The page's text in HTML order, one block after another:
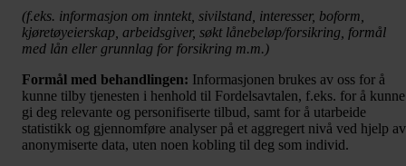
(f.eks. informasjon om inntekt, sivilstand, interesser, boform,
kjøretøyeierskap, arbeidsgiver, søkt lånebeløp/forsikring, formål
med lån eller grunnlag for forsikring m.m.)
Formål med behandlingen: Informasjonen brukes av oss for å
kunne tilby tjenesten i henhold til Fordelsavtalen, f.eks. for å kunne
gi deg relevante og personifiserte tilbud, samt for å utarbeide
statistikk og gjennomføre analyser på et aggregert nivå ved hjelp av
anonymiserte data, uten noen kobling til deg som individ.